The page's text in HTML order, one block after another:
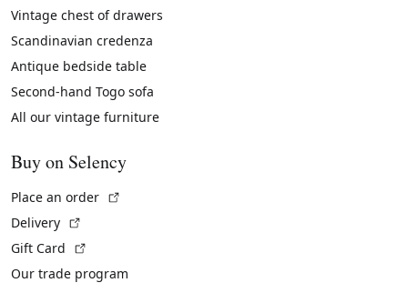
Vintage chest of drawers
Scandinavian credenza
Antique bedside table
Second-hand Togo sofa
All our vintage furniture
Buy on Selency
Place an order
Delivery
Gift Card
Our trade program